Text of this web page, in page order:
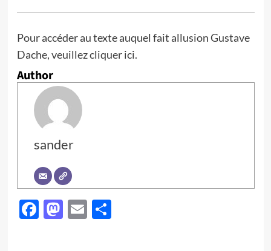
Pour accéder au texte auquel fait allusion Gustave
Dache, veuillez cliquer ici.
Author
sander
Facebook
Mastodon
EmailPartager